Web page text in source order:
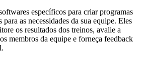
específicos para criar programas
as necessidades da sua equipe. Eles
os resultados dos treinos, avalie a
membros da equipe e forneça feedback